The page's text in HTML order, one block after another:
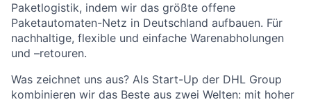
Paketlogistik, indem wir das größte offene
Paketautomaten-Netz in Deutschland aufbauen. Für
nachhaltige, flexible und einfache Warenabholungen
und –retouren.
Was zeichnet uns aus? Als Start-Up der DHL Group
kombinieren wir das Beste aus zwei Welten: mit hoher